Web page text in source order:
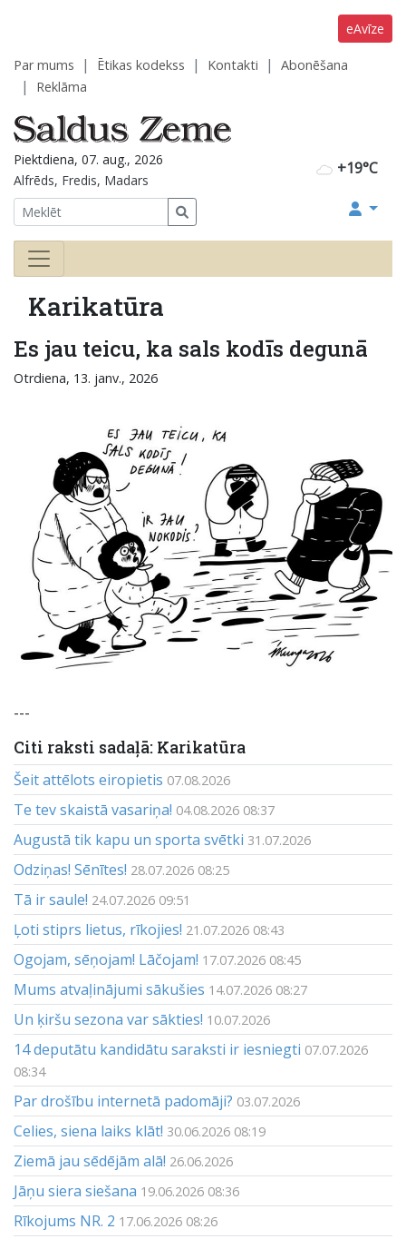
eAvīze
Par mums Ētikas kodekss Kontakti
Abonēšana
Reklāma
+19°C
Piektdiena, 07. aug., 2026
Alfrēds, Fredis, Madars
Karikatūra
Es jau teicu, ka sals kodīs degunā
Otrdiena, 13. janv., 2026
---
Citi raksti sadaļā: Karikatūra
Šeit attēlots eiropietis 07.08.2026
Te tev skaistā vasariņa! 04.08.2026 08:37
Augustā tik kapu un sporta svētki 31.07.2026
Odziņas! Sēnītes! 28.07.2026 08:25
Tā ir saule! 24.07.2026 09:51
Ļoti stiprs lietus, rīkojies! 21.07.2026 08:43
Ogojam, sēņojam! Lāčojam! 17.07.2026 08:45
Mums atvaļinājumi sākušies 14.07.2026 08:27
Un ķiršu sezona var sākties! 10.07.2026
14 deputātu kandidātu saraksti ir iesniegti 07.07.2026
08:34
Par drošību internetā padomāji? 03.07.2026
Celies, siena laiks klāt! 30.06.2026 08:19
Ziemā jau sēdējām alā! 26.06.2026
Jāņu siera siešana 19.06.2026 08:36
Rīkojums NR. 2 17.06.2026 08:26